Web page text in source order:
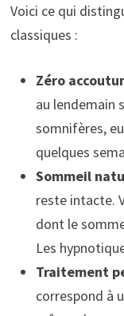
Voici ce qui
classiques :
Zéro
au lendemain
somnifères,
quelques
Sommeil
reste intacte.
dont le
Les
Traitement
correspond à